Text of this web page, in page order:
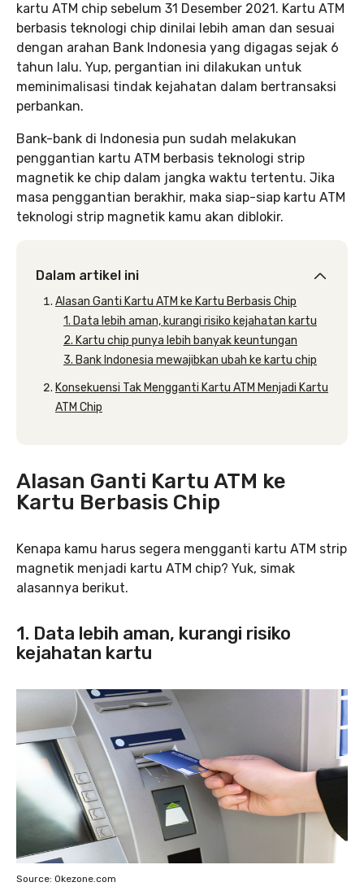
kartu ATM chip sebelum 31 Desember 2021. Kartu ATM
berbasis teknologi chip dinilai lebih aman dan sesuai
dengan arahan Bank Indonesia yang digagas sejak 6
tahun lalu. Yup, pergantian ini dilakukan untuk
meminimalisasi tindak kejahatan dalam bertransaksi
perbankan.
Bank-bank di Indonesia pun sudah melakukan
penggantian kartu ATM berbasis teknologi strip
magnetik ke chip dalam jangka waktu tertentu. Jika
masa penggantian berakhir, maka siap-siap kartu ATM
teknologi strip magnetik kamu akan diblokir.
Dalam artikel ini
Alasan Ganti Kartu ATM ke Kartu Berbasis Chip
1. Data lebih aman, kurangi risiko kejahatan kartu
2. Kartu chip punya lebih banyak keuntungan
3. Bank Indonesia mewajibkan ubah ke kartu chip
Konsekuensi Tak Mengganti Kartu ATM Menjadi Kartu
ATM Chip
Alasan Ganti Kartu ATM ke
Kartu Berbasis Chip
Kenapa kamu harus segera mengganti kartu ATM strip
magnetik menjadi kartu ATM chip? Yuk, simak
alasannya berikut.
1. Data lebih aman, kurangi risiko
kejahatan kartu
Source: Okezone.com